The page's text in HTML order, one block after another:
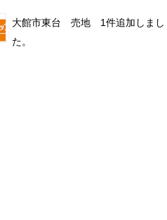
大館市東台 売地 1件追加しまし
た。